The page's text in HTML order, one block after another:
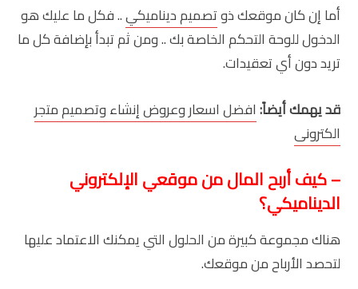
أما إن كان موقعك ذوتصميم ديناميكي.. فكل ما عليك هو
الدخول للوحة التحكم الخاصة بك .. ومن ثم تبدأ بإضافة كل ما
تريد دون أي تعقيدات.
قد يهمك أيضاً:افضل اسعار وعروض إنشاء وتصميم متجر
الكترونى
– كيف أربح المال من موقعي الإلكتروني
الديناميكي؟
هناك مجموعة كبيرة من الحلول التي يمكنك الاعتماد عليها
لتحصد الأرباح من موقعك.